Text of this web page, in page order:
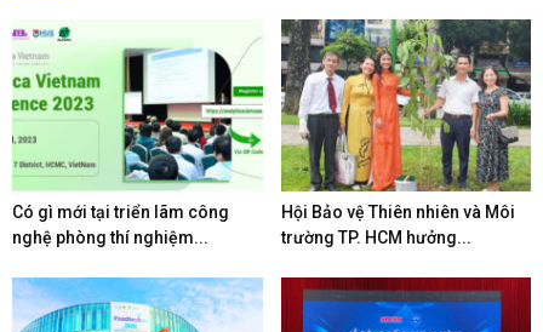
Có gì mới tại triển lãm công
nghệ phòng thí nghiệm...
Hội Bảo vệ Thiên nhiên và Môi
trường TP. HCM hưởng...